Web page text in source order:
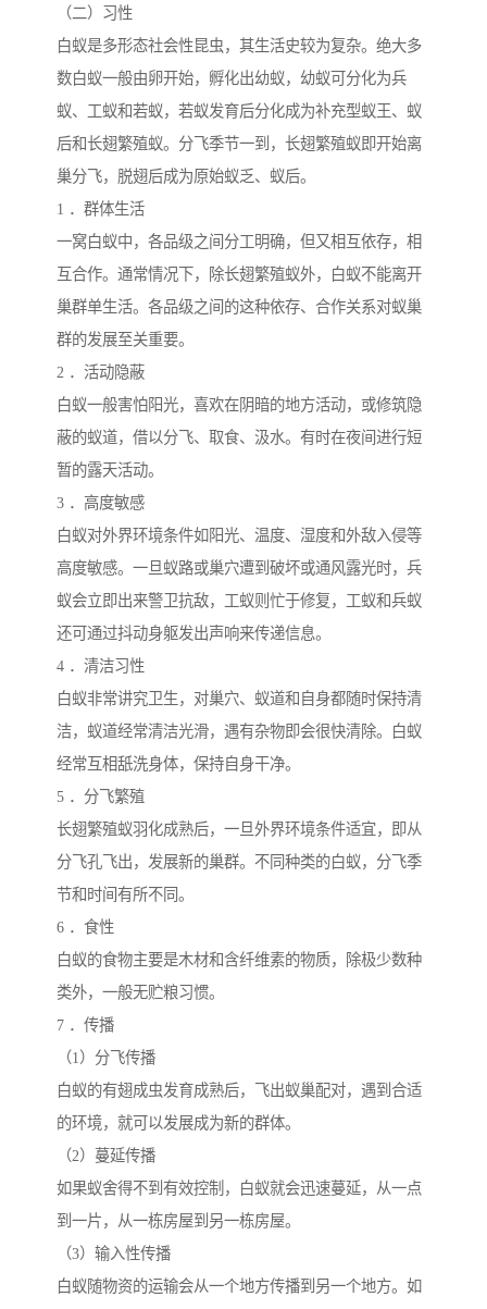
（二）习性
白蚁是多形态社会性昆虫，其生活史较为复杂。绝大多
数白蚁一般由卵开始，孵化出幼蚁，幼蚁可分化为兵
蚁、工蚁和若蚁，若蚁发育后分化成为补充型蚁王、蚁
后和长翅繁殖蚁。分飞季节一到，长翅繁殖蚁即开始离
巢分飞，脱翅后成为原始蚁乏、蚁后。
1 ．群体生活
一窝白蚁中，各品级之间分工明确，但又相互依存，相
互合作。通常情况下，除长翅繁殖蚁外，白蚁不能离开
巢群单生活。各品级之间的这种依存、合作关系对蚁巢
群的发展至关重要。
2 ．活动隐蔽
白蚁一般害怕阳光，喜欢在阴暗的地方活动，或修筑隐
蔽的蚁道，借以分飞、取食、汲水。有时在夜间进行短
暂的露天活动。
3 ．高度敏感
白蚁对外界环境条件如阳光、温度、湿度和外敌入侵等
高度敏感。一旦蚁路或巢穴遭到破坏或通风露光时，兵
蚁会立即出来警卫抗敌，工蚁则忙于修复，工蚁和兵蚁
还可通过抖动身躯发出声响来传递信息。
4 ．清洁习性
白蚁非常讲究卫生，对巢穴、蚁道和自身都随时保持清
洁，蚁道经常清洁光滑，遇有杂物即会很快清除。白蚁
经常互相舐洗身体，保持自身干净。
5 ．分飞繁殖
长翅繁殖蚁羽化成熟后，一旦外界环境条件适宜，即从
分飞孔飞出，发展新的巢群。不同种类的白蚁，分飞季
节和时间有所不同。
6 ．食性
白蚁的食物主要是木材和含纤维素的物质，除极少数种
类外，一般无贮粮习惯。
7 ．传播
（1）分飞传播
白蚁的有翅成虫发育成熟后，飞出蚁巢配对，遇到合适
的环境，就可以发展成为新的群体。
（2）蔓延传播
如果蚁舍得不到有效控制，白蚁就会迅速蔓延，从一点
到一片，从一栋房屋到另一栋房屋。
（3）输入性传播
白蚁随物资的运输会从一个地方传播到另一个地方。如